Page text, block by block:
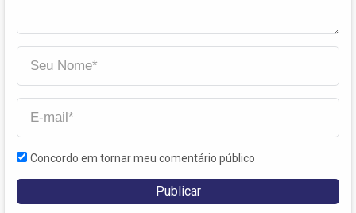
Concordo em tornar meu comentário público